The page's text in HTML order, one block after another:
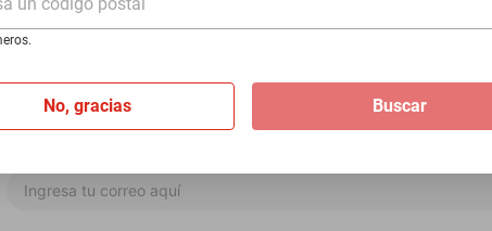
No, gracias Buscar